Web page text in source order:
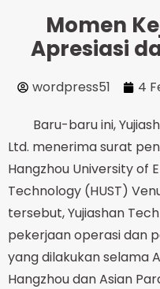
Momen
Apresiasi
wordpress51 4
Baru-baru ini,
Ltd. menerima surat
Hangzhou University of
Technology (HUST)
tersebut, Yujiashan
pekerjaan operasi dan
yang dilakukan selama
Hangzhou dan Asian